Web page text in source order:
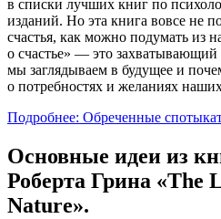
в списки лучших книг по
изданий. Но эта книга вовсе не
счастья, как можно подумать из
о счастье» — это захватывающий
мы заглядываем в будущее и
о потребностях и желаниях
Подробнее: Обреченные
Основные идеи из
Роберта Грина «The
Nature».